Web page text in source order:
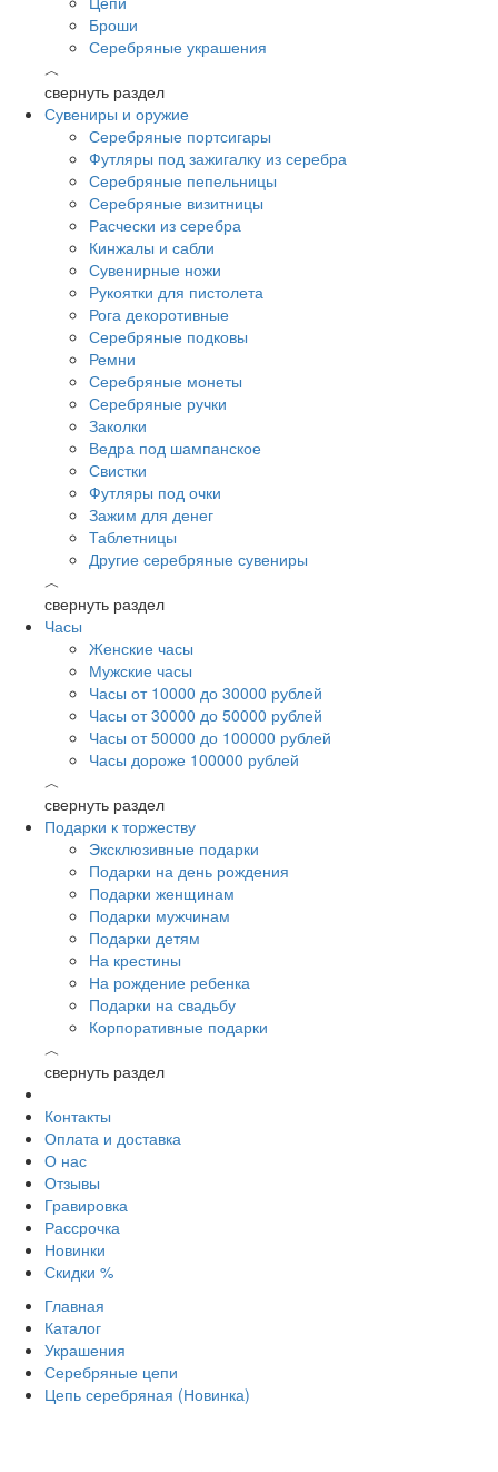
Броши
Серебряные украшения
︿
свернуть раздел
Сувениры и оружие
Серебряные портсигары
Футляры под зажигалку из серебра
Серебряные пепельницы
Серебряные визитницы
Расчески из серебра
Кинжалы и сабли
Сувенирные ножи
Рукоятки для пистолета
Рога декоротивные
Серебряные подковы
Ремни
Серебряные монеты
Серебряные ручки
Заколки
Ведра под шампанское
Свистки
Футляры под очки
Зажим для денег
Таблетницы
Другие серебряные сувениры
︿
свернуть раздел
Часы
Женские часы
Мужские часы
Часы от 10000 до 30000 рублей
Часы от 30000 до 50000 рублей
Часы от 50000 до 100000 рублей
Часы дороже 100000 рублей
︿
свернуть раздел
Подарки к торжеству
Эксклюзивные подарки
Подарки на день рождения
Подарки женщинам
Подарки мужчинам
Подарки детям
На крестины
На рождение ребенка
Подарки на свадьбу
Корпоративные подарки
︿
свернуть раздел
Контакты
Оплата и доставка
О нас
Отзывы
Гравировка
Рассрочка
Новинки
Скидки %
Главная
Каталог
Украшения
Серебряные цепи
Цепь серебряная (Новинка)